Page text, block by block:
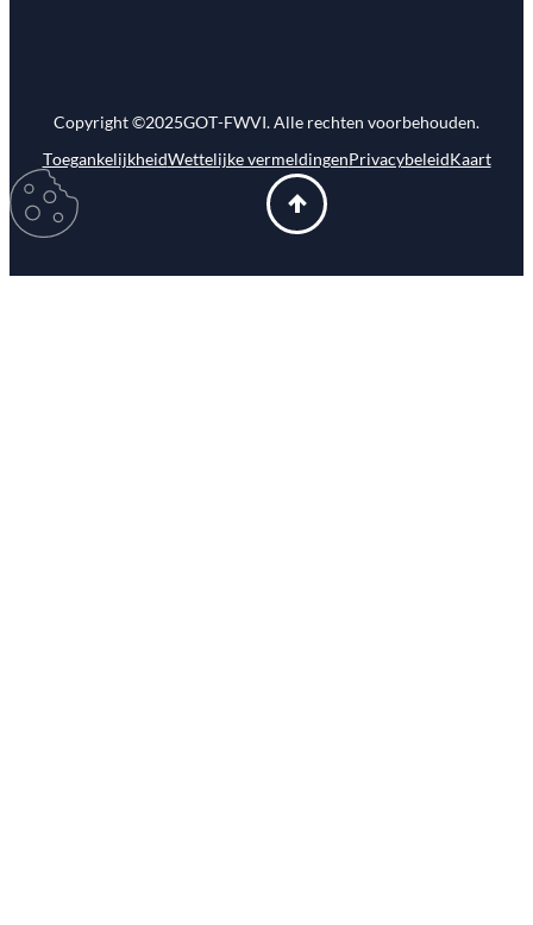
Mijn
gebruikersvoorkeuren
wijzigen
Copyright ©2025GOT-FWVI. Alle rechten voorbehouden.
ToegankelijkheidWettelijke vermeldingenPrivacybeleidKaart